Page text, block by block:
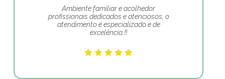
Ambiente familiar e acolhedor
profissionais dedicados e atenciosos, o
atendimento é especializado e de
excelência.!!